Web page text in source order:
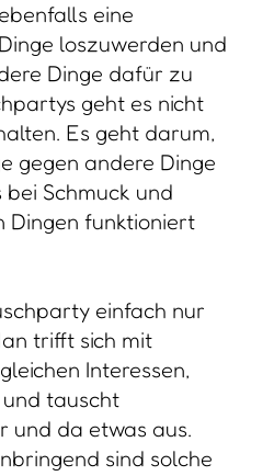
eine
loszuwerden und
Dinge dafür zu
geht es nicht
Es geht darum,
gegen andere Dinge
Schmuck und
Dingen funktioniert
einfach nur
trifft sich mit
Interessen,
tauscht
und da etwas aus.
sind solche